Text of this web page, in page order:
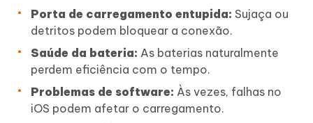
Porta de carregamento entupida: Sujaça ou
detritos podem bloquear a conexão.
Saúde da bateria: As baterias naturalmente
perdem eficiência com o tempo.
Problemas de software: Às vezes, falhas no
iOS podem afetar o carregamento.